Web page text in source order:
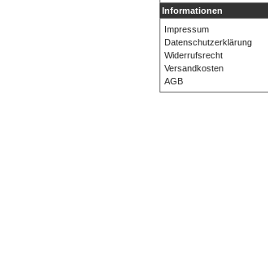
Informationen
Impressum
Datenschutzerklärung
Widerrufsrecht
Versandkosten
AGB